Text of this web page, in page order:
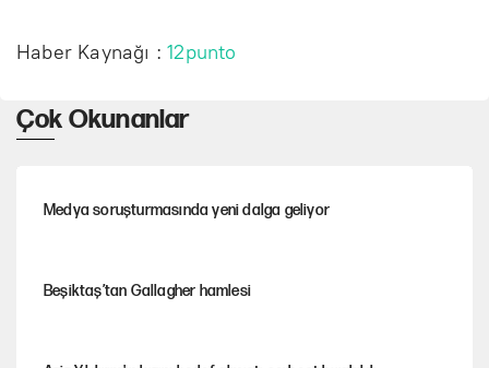
Haber Kaynağı :12punto
Çok Okunanlar
Medya soruşturmasında yeni dalga geliyor
Beşiktaş’tan Gallagher hamlesi